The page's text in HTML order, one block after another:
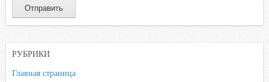
РУБРИКИ
Главная страница